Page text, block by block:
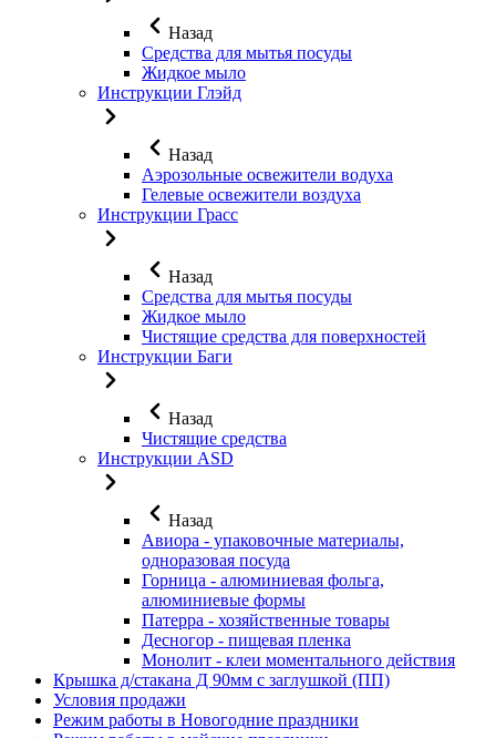
Назад
Средства для мытья посуды
Жидкое мыло
Инструкции Глэйд
Назад
Аэрозольные освежители водуха
Гелевые освежители воздуха
Инструкции Грасс
Назад
Средства для мытья посуды
Жидкое мыло
Чистящие средства для поверхностей
Инструкции Баги
Назад
Чистящие средства
Инструкции ASD
Назад
Авиора - упаковочные материалы,
одноразовая посуда
Горница - алюминиевая фольга,
алюминиевые формы
Патерра - хозяйственные товары
Десногор - пищевая пленка
Монолит - клеи моментального действия
Крышка д/стакана Д 90мм с заглушкой (ПП)
Условия продажи
Режим работы в Новогодние праздники